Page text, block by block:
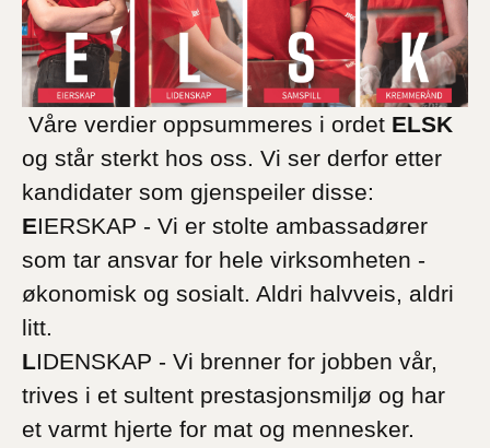
Våre verdier oppsummeres i ordet ELSK
og står sterkt hos oss. Vi ser derfor etter
kandidater som gjenspeiler disse:
EIERSKAP - Vi er stolte ambassadører
som tar ansvar for hele virksomheten -
økonomisk og sosialt. Aldri halvveis, aldri
litt.
LIDENSKAP - Vi brenner for jobben vår,
trives i et sultent prestasjonsmiljø og har
et varmt hjerte for mat og mennesker.